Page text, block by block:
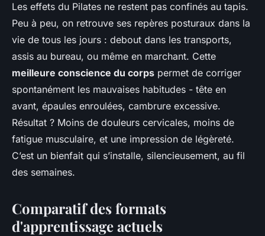
Les effets du Pilates ne restent pas confinés au tapis.
Peu à peu, on retrouve ses repères posturaux dans la
vie de tous les jours : debout dans les transports,
assis au bureau, ou même en marchant. Cette
meilleure conscience du corps permet de corriger
spontanément les mauvaises habitudes - tête en
avant, épaules enroulées, cambrure excessive.
Résultat ? Moins de douleurs cervicales, moins de
fatigue musculaire, et une impression de légèreté.
C’est un bienfait qui s’installe, silencieusement, au fil
des semaines.
Comparatif des formats
d'apprentissage actuels